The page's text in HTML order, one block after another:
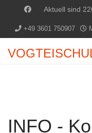
Aktuell sind
+49 3601 750907
INFO -